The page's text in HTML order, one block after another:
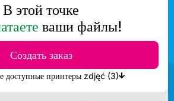
В этой точке
ваши файлы!
Создать заказ
Показать ближайшие доступные принтеры zdjęć (3)